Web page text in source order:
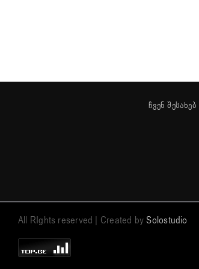
ჩვენ შესახებ
All RIghts reserved | Created by Solostudio